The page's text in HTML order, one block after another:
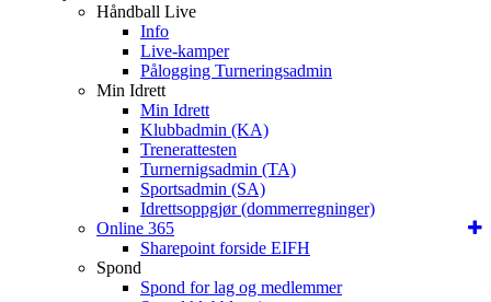
Håndball Live
Info
Live-kamper
Pålogging Turneringsadmin
Min Idrett
Min Idrett
Klubbadmin (KA)
Trenerattesten
Turnernigsadmin (TA)
Sportsadmin (SA)
Idrettsoppgjør (dommerregninger)
Online 365
Sharepoint forside EIFH
Spond
Spond for lag og medlemmer